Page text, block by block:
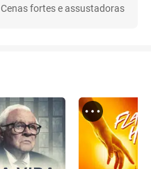
Cenas fortes e assustadoras